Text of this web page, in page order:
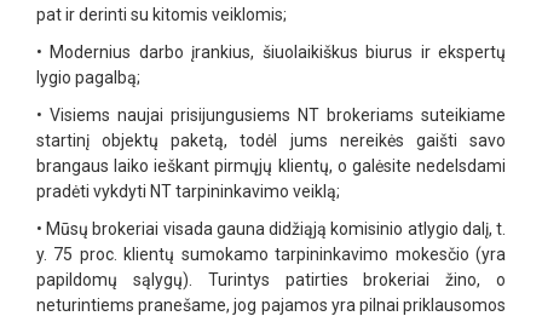
pat ir derinti su kitomis veiklomis;
• Modernius darbo įrankius, šiuolaikiškus biurus ir ekspertų
lygio pagalbą;
• Visiems naujai prisijungusiems NT brokeriams suteikiame
startinį objektų paketą, todėl jums nereikės gaišti savo
brangaus laiko ieškant pirmųjų klientų, o galėsite nedelsdami
pradėti vykdyti NT tarpininkavimo veiklą;
• Mūsų brokeriai visada gauna didžiąją komisinio atlygio dalį, t.
y. 75 proc. klientų sumokamo tarpininkavimo mokesčio (yra
papildomų sąlygų). Turintys patirties brokeriai žino, o
neturintiems pranešame, jog pajamos yra pilnai priklausomos